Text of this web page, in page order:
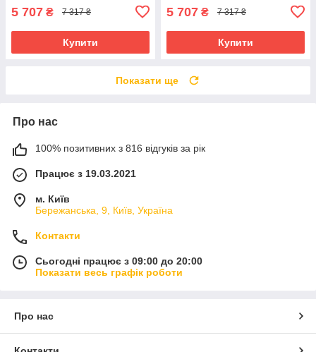
5 707 ₴ 7 317 ₴
Купити
5 707 ₴ 7 317 ₴
Купити
Показати ще
Про нас
100% позитивних з 816 відгуків за рік
Працює з 19.03.2021
м. Київ
Бережанська, 9, Київ, Україна
Контакти
Сьогодні працює з 09:00 до 20:00
Показати весь графік роботи
Про нас